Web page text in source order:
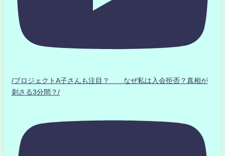
/プロジェクトA子さんも注目？ なぜ私は入会拒否？真相が
刺さる3分間？/